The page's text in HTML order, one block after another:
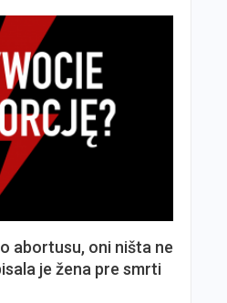
abortusu, oni ništa ne
je žena pre smrti